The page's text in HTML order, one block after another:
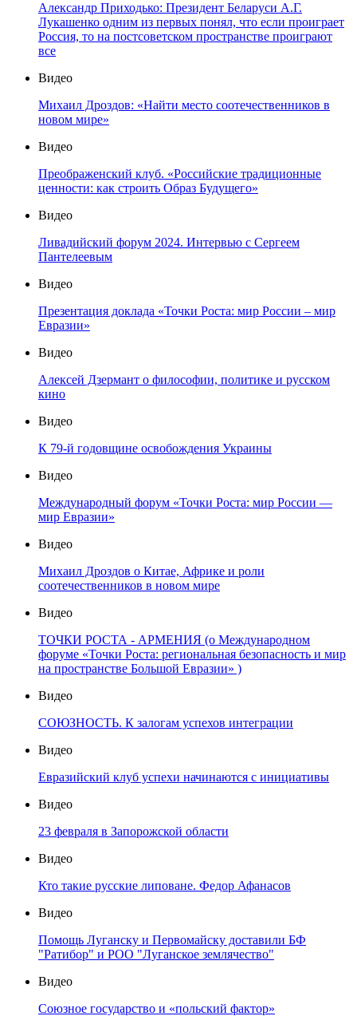
Александр Приходько: Президент Беларуси А.Г.
Лукашенко одним из первых понял, что если проиграет
Россия, то на постсоветском пространстве проиграют
все
Видео
Михаил Дроздов: «Найти место соотечественников в
новом мире»
Видео
Преображенский клуб. «Российские традиционные
ценности: как строить Образ Будущего»
Видео
Ливадийский форум 2024. Интервью с Сергеем
Пантелеевым
Видео
Презентация доклада «Точки Роста: мир России – мир
Евразии»
Видео
Алексей Дзермант о философии, политике и русском
кино
Видео
К 79-й годовщине освобождения Украины
Видео
Международный форум «Точки Роста: мир России —
мир Евразии»
Видео
Михаил Дроздов о Китае, Африке и роли
соотечественников в новом мире
Видео
ТОЧКИ РОСТА - АРМЕНИЯ (о Международном
форуме «Точки Роста: региональная безопасность и мир
на пространстве Большой Евразии» )
Видео
СОЮЗНОСТЬ. К залогам успехов интеграции
Видео
Евразийский клуб успехи начинаются с инициативы
Видео
23 февраля в Запорожской области
Видео
Кто такие русские липоване. Федор Афанасов
Видео
Помощь Луганску и Первомайску доставили БФ
"Ратибор" и РОО "Луганское землячество"
Видео
Союзное государство и «польский фактор»